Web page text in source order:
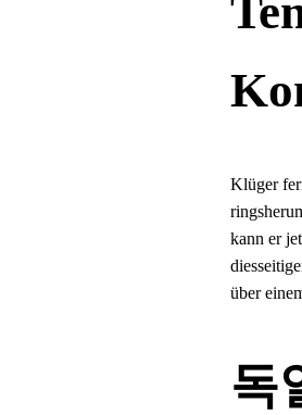
Klüger
kann er
über
독